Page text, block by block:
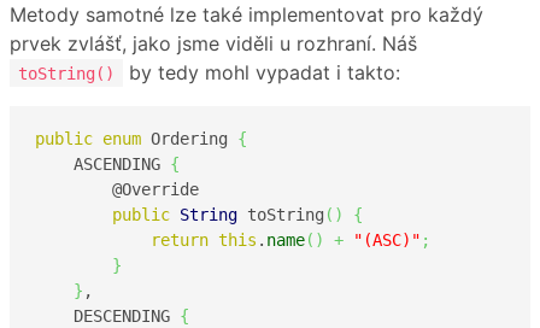
Metody samotné lze také implementovat pro každý
prvek zvlášť, jako jsme viděli u rozhraní. Náš
toString() by tedy mohl vypadat i takto:
public enum Ordering {
    ASCENDING
{
        @Override
public String toString ( )
{
return this . name( ) + "(ASC)" ;
}
} ,
    DESCENDING
{